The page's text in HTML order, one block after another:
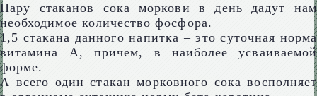
Пару стаканов сока моркови в день дадут нам
необходимое количество фосфора.
1,5 стакана данного напитка – это суточная норма
витамина А, причем, в наиболее усваиваемой
форме.
А всего один стакан морковного сока восполняет